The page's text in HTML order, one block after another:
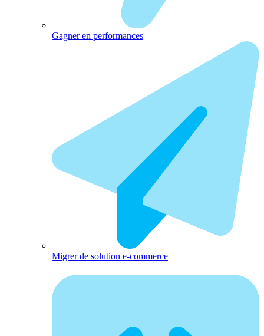
Gagner en performances
Migrer de solution e-commerce